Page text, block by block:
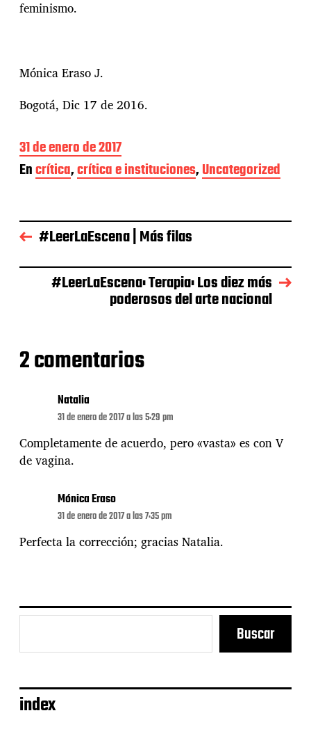
feminismo.
Mónica Eraso J.
Bogotá, Dic 17 de 2016.
F
e
c
d
e
l
e
a
31 de enero de 2017
Encrítica,crítica e instituciones,Uncategorized
#LeerLaEscena | Más filas
#LeerLaEscena: Terapia: Los diez más
poderosos del arte nacional
2 comentarios
Natalia
31 de enero de 2017 a las 5:29 pm
Completamente de acuerdo, pero «vasta» es con V
de vagina.
Mónica Eraso
31 de enero de 2017 a las 7:35 pm
Perfecta la corrección; gracias Natalia.
Buscar
index